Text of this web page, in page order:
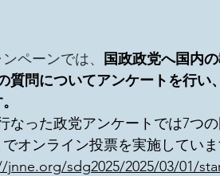
ペーンでは、
国政政党へ国内
質問についてアンケートを行
なった政党アンケートでは7つ
でオンライン投票を実施してい
jnne.org/sdg2025/2025/03/01/